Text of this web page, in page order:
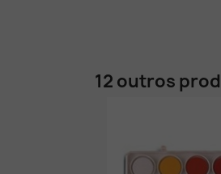
12 outros